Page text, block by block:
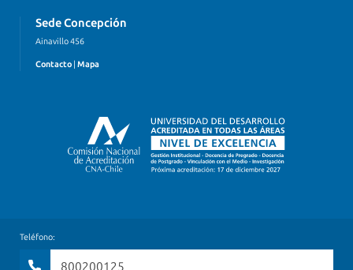
Sede Concepción
Ainavillo 456
Contacto | Mapa
Teléfono:
800200125